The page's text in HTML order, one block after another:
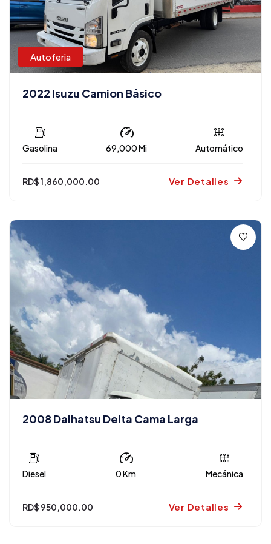
Autoferia
2022 Isuzu Camion Básico
Gasolina 69,000 Mi Automático
RD$ 1,860,000.00 Ver Detalles
2008 Daihatsu Delta Cama Larga
Diesel 0 Km Mecánica
RD$ 950,000.00 Ver Detalles